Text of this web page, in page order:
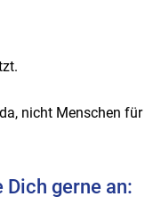
nicht Menschen
Dich gerne an: